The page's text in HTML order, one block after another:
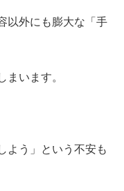
以外にも膨大な「手
います。
よう」という不安も